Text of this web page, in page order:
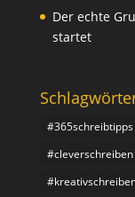
Der echte
startet
#365schreibtipps
#cleverschreiben